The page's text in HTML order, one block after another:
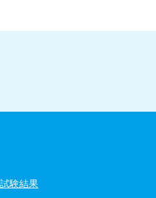
験結果